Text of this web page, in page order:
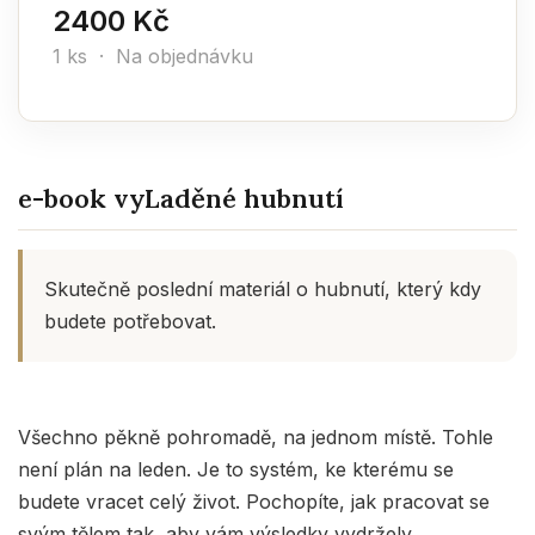
2400 Kč
1 ks · Na objednávku
e-book vyLaděné hubnutí
Skutečně poslední materiál o hubnutí, který kdy
budete potřebovat.
Všechno pěkně pohromadě, na jednom místě. Tohle
není plán na leden. Je to systém, ke kterému se
budete vracet celý život. Pochopíte, jak pracovat se